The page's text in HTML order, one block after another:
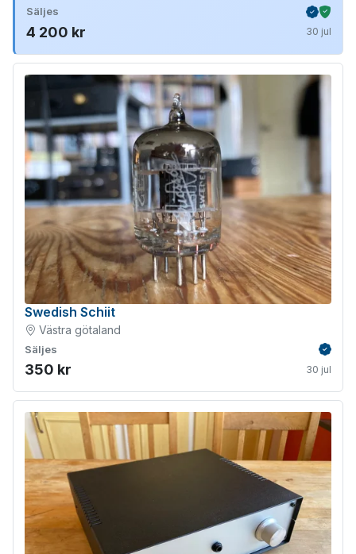
Säljes
4 200 kr 30 jul
Swedish Schiit
Västra götaland
Säljes
350 kr 30 jul